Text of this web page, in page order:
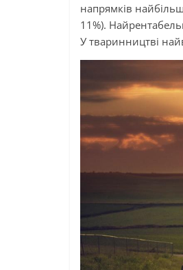
напрямків
11%).
У тваринництві